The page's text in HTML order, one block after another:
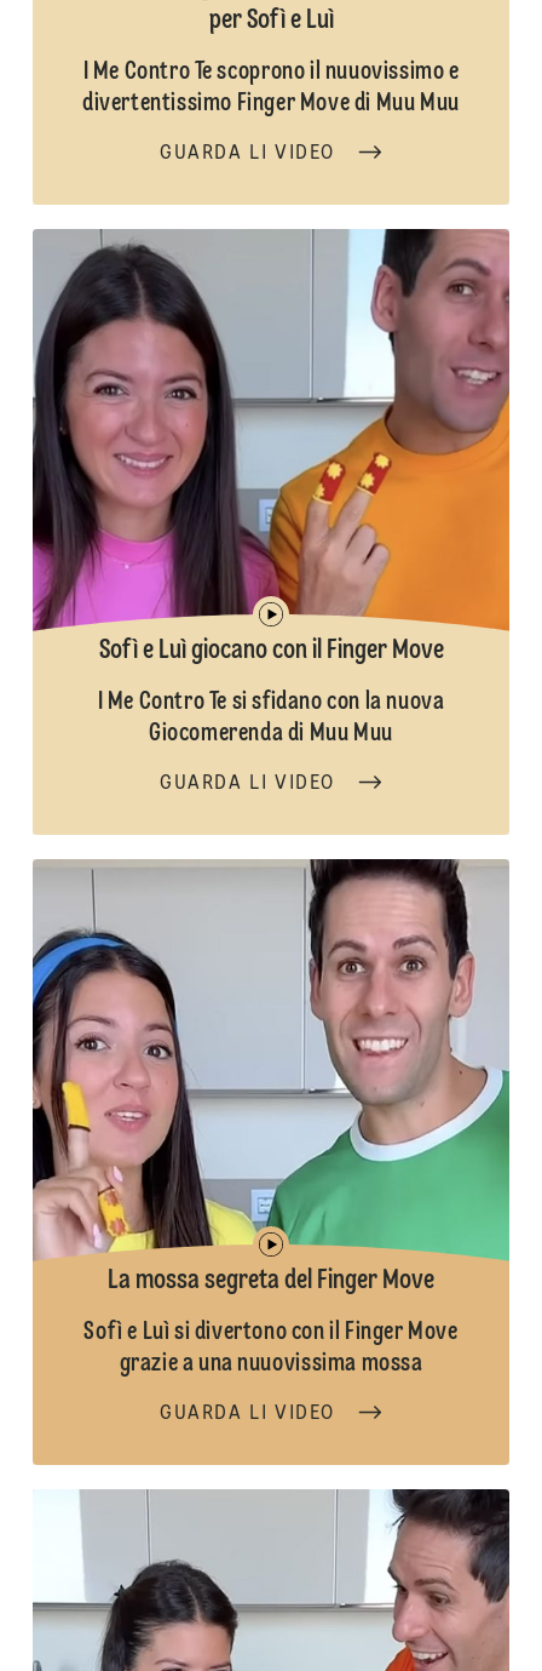
per Sofì e Luì
I Me Contro Te scoprono il nuuovissimo e
divertentissimo Finger Move di Muu Muu
GUARDA LI VIDEO
Sofì e Luì giocano con il Finger Move
I Me Contro Te si sfidano con la nuova
Giocomerenda di Muu Muu
GUARDA LI VIDEO
La mossa segreta del Finger Move
Sofì e Luì si divertono con il Finger Move
grazie a una nuuovissima mossa
GUARDA LI VIDEO